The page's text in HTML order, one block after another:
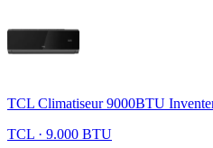
TCL Climatiseur 9000BTU
TCL · 9.000 BTU